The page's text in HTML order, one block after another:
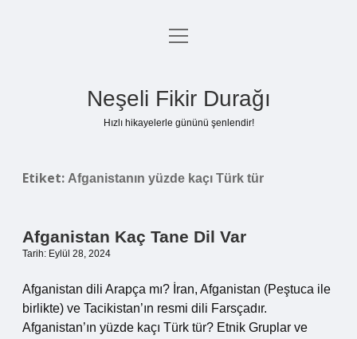
Anasayfa
menüyü
Neşeli Fikir Durağı
Hızlı hikayelerle gününü şenlendir!
Etiket: Afganistanın yüzde kaçı Türk tür
Afganistan Kaç Tane Dil Var
Tarih: Eylül 28, 2024
Afganistan dili Arapça mı? İran, Afganistan (Peştuca ile
birlikte) ve Tacikistan’ın resmi dili Farsçadır.
Afganistan’ın yüzde kaçı Türk tür? Etnik Gruplar ve